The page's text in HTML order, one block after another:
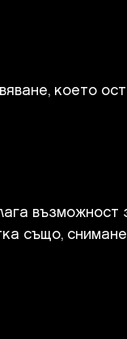
което
възможност
също,